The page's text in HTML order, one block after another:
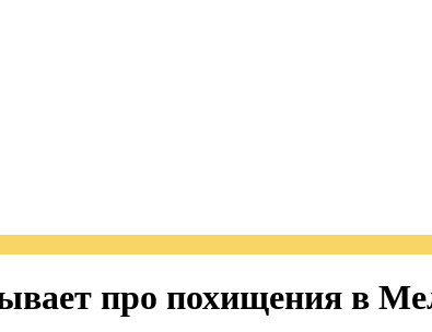
про похищения в